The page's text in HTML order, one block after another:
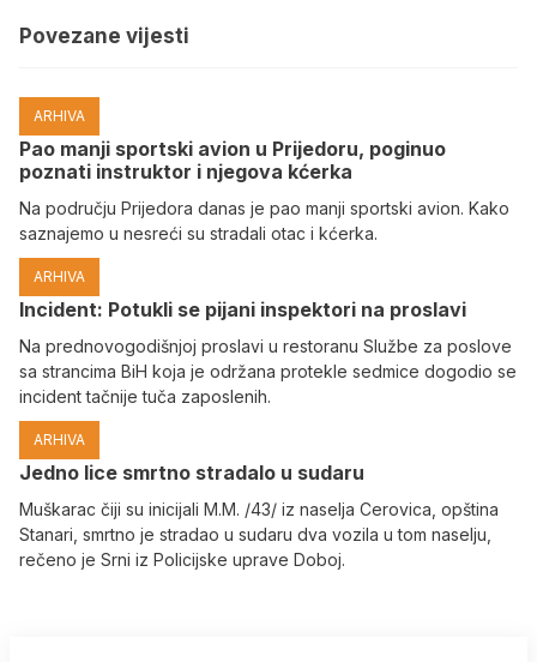
Povezane vijesti
ARHIVA
Pao manji sportski avion u Prijedoru, poginuo
poznati instruktor i njegova kćerka
Na području Prijedora danas je pao manji sportski avion. Kako
saznajemo u nesreći su stradali otac i kćerka.
ARHIVA
Incident: Potukli se pijani inspektori na proslavi
Na prednovogodišnjoj proslavi u restoranu Službe za poslove
sa strancima BiH koja je održana protekle sedmice dogodio se
incident tačnije tuča zaposlenih.
ARHIVA
Јedno lice smrtno stradalo u sudaru
Muškarac čiji su inicijali M.M. /43/ iz naselja Cerovica, opština
Stanari, smrtno je stradao u sudaru dva vozila u tom naselju,
rečeno je Srni iz Policijske uprave Doboj.